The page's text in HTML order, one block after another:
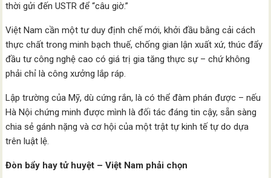
thời gửi đến USTR để “câu giờ.”
Việt Nam cần một tư duy định chế mới, khởi đầu bằng cải cách
thực chất trong minh bạch thuế, chống gian lận xuất xứ, thúc đẩy
đầu tư công nghệ cao có giá trị gia tăng thực sự – chứ không
phải chỉ là công xưởng lắp ráp.
Lập trường của Mỹ, dù cứng rắn, là có thể đàm phán được – nếu
Hà Nội chứng minh được mình là đối tác đáng tin cậy, sẵn sàng
chia sẻ gánh nặng và cơ hội của một trật tự kinh tế tự do dựa
trên luật lệ.
Đòn bẩy hay tử huyệt – Việt Nam phải chọn